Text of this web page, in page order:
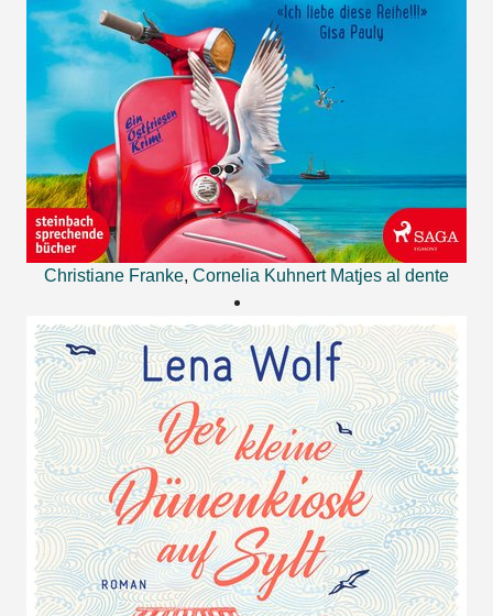
Christiane Franke, Cornelia Kuhnert Matjes al dente